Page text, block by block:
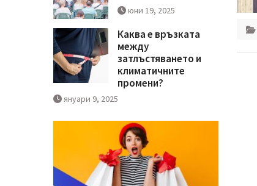
юни 19, 2025
Каква е връзката
между
затлъстяването и
климатичните
промени?
януари 9, 2025